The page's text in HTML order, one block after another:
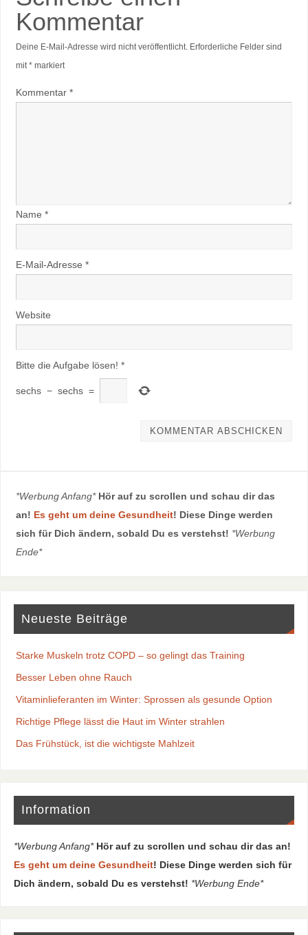
Kommentar
Deine E-Mail-Adresse wird nicht veröffentlicht. Erforderliche Felder sind
mit*markiert
Kommentar *
Name *
E-Mail-Adresse *
Website
Bitte die Aufgabe lösen! *
sechs − sechs =
*Werbung Anfang* Hör auf zu scrollen und schau dir das
an! Es geht um deine Gesundheit! Diese Dinge werden
sich für Dich ändern, sobald Du es verstehst! *Werbung
Ende*
Neueste Beiträge
Starke Muskeln trotz COPD – so gelingt das Training
Besser Leben ohne Rauch
Vitaminlieferanten im Winter: Sprossen als gesunde Option
Richtige Pflege lässt die Haut im Winter strahlen
Das Frühstück, ist die wichtigste Mahlzeit
Information
*Werbung Anfang* Hör auf zu scrollen und schau dir das an!
Es geht um deine Gesundheit! Diese Dinge werden sich für
Dich ändern, sobald Du es verstehst! *Werbung Ende*